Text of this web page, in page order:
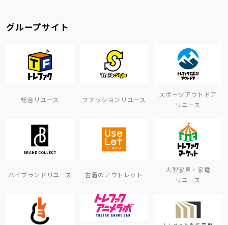
グループサイト
総合リユース ファッションリユース
スポーツアウトドア
リユース
ハイブランドリユース 古着のアウトレット
大型家具・家電
リユース